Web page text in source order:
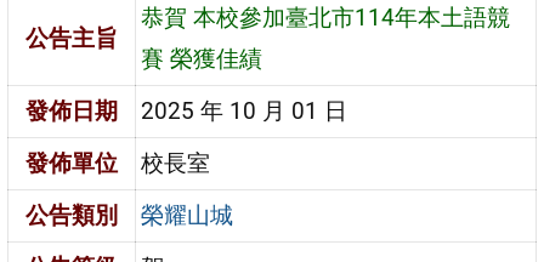
公告主旨
恭賀 本校參加臺北市114年本土語競
賽 榮獲佳績
發佈日期
2025 年 10 月 01 日
發佈單位
校長室
公告類別
榮耀山城